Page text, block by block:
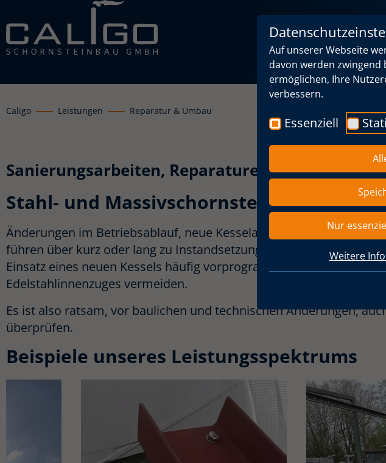
Auf unserer Webseite
davon werden
ermöglichen, Ihre
verbessern.
Essenziell
Nur
Weitere
Caligo Leistungen Reparatur & Umbau
Sanierungsarbeiten, Reparaturen, Umbau und
Stahl- und Massivschornsteine
Änderungen im Betriebsablauf, neue Kesselanlagen,
führen über kurz oder lang zu Instandsetzungs-, bzw.
Einsatz eines neuen Kessels häufig vorprogrammiert. Rechtzeitig
Edelstahlinnenzuges vermeiden.
Es ist also ratsam, vor baulichen und technischen Änderungen,
überprüfen.
Beispiele unseres Leistungsspektrums